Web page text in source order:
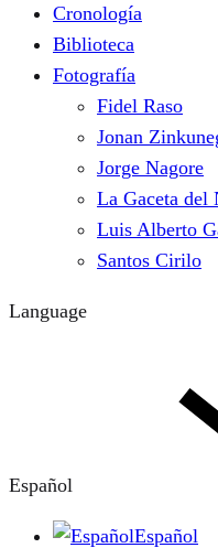
Cronología
Biblioteca
Fotografía
Fidel Raso
Jonan
Jorge Nagore
La Gaceta del
Luis Alberto
Santos Cirilo
Language
Español
Español